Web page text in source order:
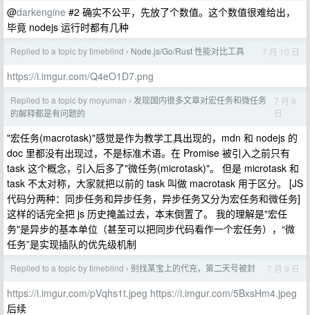
@darkengine #2 确实不公平，先放了个数值。这个数值很难给出，
毕竟 nodejs 运行时都有几种
Replied to a topic by timeblind › Node.js/Go/Rust 性能对比工具 7 月 10 日
https://i.imgur.com/Q4eO1D7.png
Replied to a topic by moyuman › 发现国内很多文章对宏任务和微任务
的解释都是有问题的
7 月 9
日
"宏任务(macrotask)"感觉是作为教学工具出现的，mdn 和 nodejs 的
doc 里都没有出现过，不是标准术语。在 Promise 被引入之前只有
task 这个概念，引入后多了"微任务(microtask)"。 但是 microtask 和
task 不太对称，大家就把以前的 task 叫做 macrotask 用于区分。 [JS
代码分两种：同步任务和异步任务，异步任务又分为宏任务和微任务]
这样的话完全把 js 历史掩盖过去，本末倒置了。 我的理解是"宏任
务"是异步的基本单位（甚至可以把同步代码看作一个宏任务），“微
任务”是实现插队的优先级机制
Replied to a topic by timeblind › 别找某宝上的代充，第二天号被封 7 月 9 日
https://i.imgur.com/pVqhs1t.jpeg https://i.imgur.com/5BxsHm4.jpeg
后续